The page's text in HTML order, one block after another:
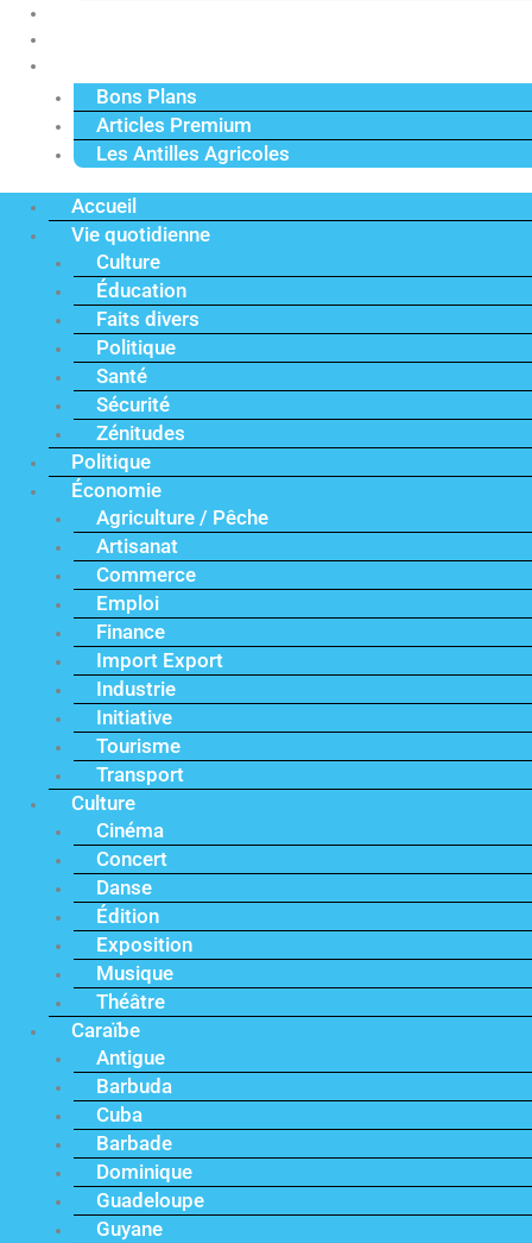
Bons Plans
Articles Premium
Les Antilles Agricoles
Accueil
Vie quotidienne
Culture
Éducation
Faits divers
Politique
Santé
Sécurité
Zénitudes
Politique
Économie
Agriculture / Pêche
Artisanat
Commerce
Emploi
Finance
Import Export
Industrie
Initiative
Tourisme
Transport
Culture
Cinéma
Concert
Danse
Édition
Exposition
Musique
Théâtre
Caraïbe
Antigue
Barbuda
Cuba
Barbade
Dominique
Guadeloupe
Guyane